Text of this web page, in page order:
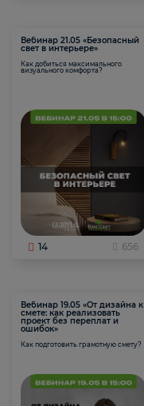
Вебинар 21.05 «Безопасный
свет в интерьере»
Как добиться максимального
визуального комфорта?
14 656
Вебинар 19.05 «От дизайна к
смете: как реализовать
проект без переплат и
ошибок»
Как подготовить грамотную смету?